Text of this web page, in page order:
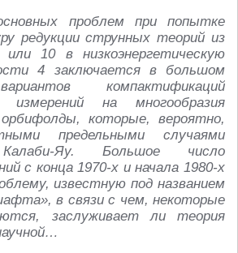
проблем при попытке
редукции струнных теорий из
10 в низкоэнергетическую
4 заключается в большом
компактификаций
измерений на многообразия
которые, вероятно,
предельными случаями
Яу. Большое число
с конца 1970-х и начала 1980-х
известную под названием
в связи с чем, некоторые
заслуживает ли теория